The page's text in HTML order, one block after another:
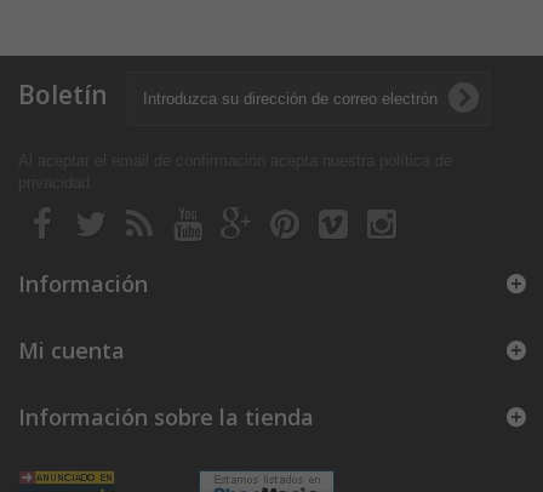
Boletín
Información
Mi cuenta
Información sobre la tienda